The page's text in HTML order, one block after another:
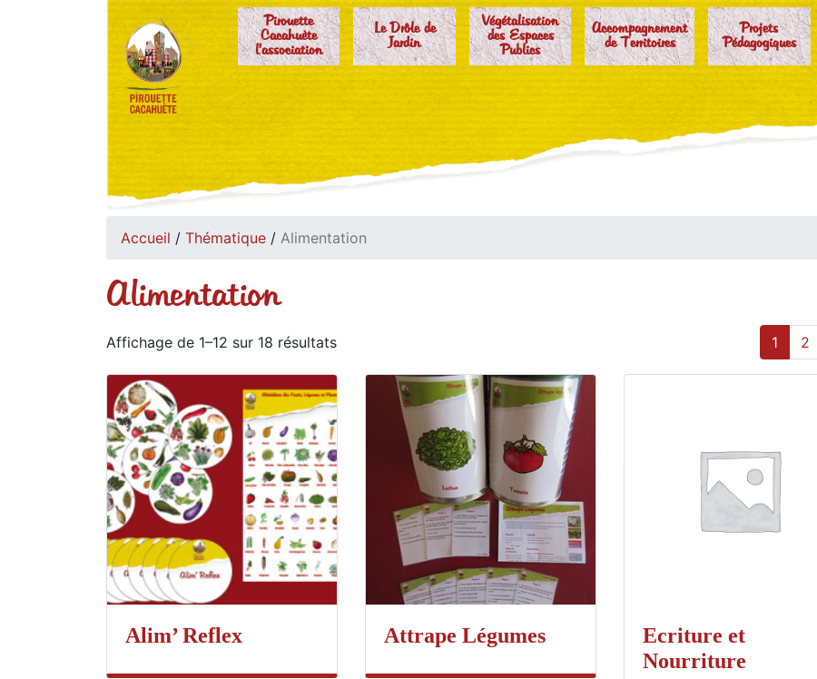
Pirouette
Cacahuète
l'association
Le Drôle de
Jardin
Végétalisation
des Espaces
Publics
Accompagnement
de Territoires
Projets
Pédagogiques
Accueil / Thématique / Alimentation
Alimentation
Affichage de 1–12 sur 18 résultats 1 2
Alim’ Reflex Attrape Légumes
Ecriture et
Nourriture